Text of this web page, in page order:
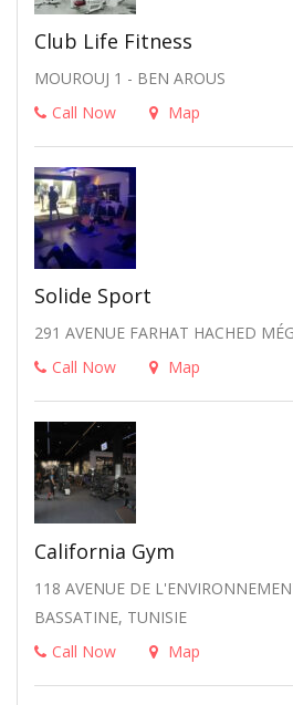
Club Life Fitness
MOUROUJ 1 - BEN AROUS
Call Now
Map
Solide Sport
291 AVENUE FARHAT HACHED
Call Now
Map
California Gym
118 AVENUE DE
BASSATINE, TUNISIE
Call Now
Map